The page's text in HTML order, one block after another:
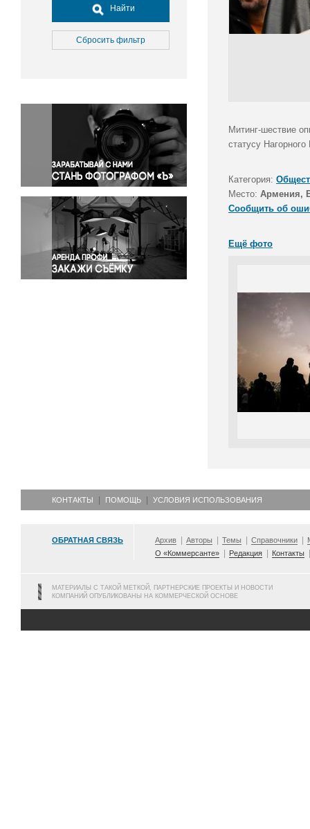
Досуг, туризм и отдых
Культура
Медицина
Окружающая среда
Политика
Правосудие
Происшествия и конфликты
Религия
Светская жизнь
Спорт
Экология
Экономика и бизнес
Найти
Сбросить фильтр
Митинг-шествие
статусу
Категория:
Место: Армения,
Сообщить об
Ещё фото
КОНТАКТЫ ПОМОЩЬ УСЛОВИЯ ИСПОЛЬЗОВАНИЯ
ОБРАТНАЯ СВЯЗЬ Архив Авторы Темы Справочники
О «Коммерсанте»
Редакция Контакты
МАТЕРИАЛЫ С ТАКОЙ МЕТКОЙ, ПАРТНЕРСКИЕ ПРОЕКТЫ И НОВОСТИ
КОМПАНИЙ ОПУБЛИКОВАНЫ НА КОММЕРЧЕСКОЙ ОСНОВЕ